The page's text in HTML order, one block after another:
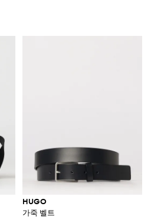
HUGO
가죽 벨트